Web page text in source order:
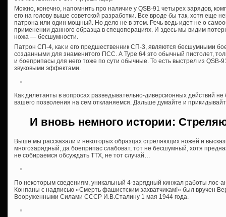
Можно, конечно, напомнить про наличие у QSB-91 четырех зарядов,
его на голову выше советской разработки. Все вроде бы так, хотя еще
патрона или один мощный. Но дело не в этом. Речь ведь идет не о
применении данного образца в спецоперациях. И здесь мы видим
ножа — бесшумности.
Патрон СП-4, как и его предшественник СП-3, являются бесшумными
созданными для знаменитого ПСС. А Type 64 это обычный пистолет,
и боеприпасы для него тоже по сути обычные. То есть выстрел из QSB-
звуковыми эффектами.
Как дилетанты в вопросах разведывательно-диверсионных действий
вашего позволения на сем откланяемся. Дальше думайте и
И вновь немного истории:
Выше мы рассказали и некоторых образцах стреляющих ножей и
многозарядный, да боеприпас слабоват, тот не бесшумный, хотя
не собираемся обсуждать ТТХ, не тот случай…
По некоторым сведениям, уникальный 4-зарядный кинжал работы лос-
Конпаны с надписью «Смерть фашистским захватчикам!» был вручен
Вооруженными Силами СССР И.В.Сталину 1 мая 1944 года.